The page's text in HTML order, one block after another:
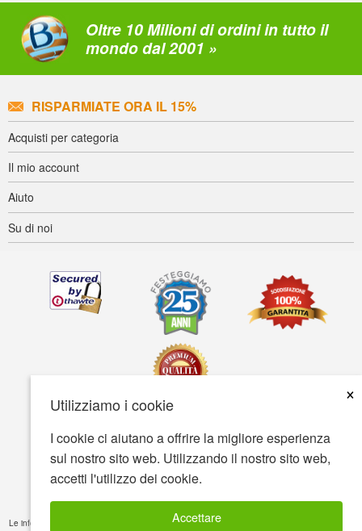
Utilizziamo i cookie
×
I cookie ci aiutano a offrire la migliore esperienza
sul nostro sito web. Utilizzando il nostro sito web,
accetti l'utilizzo dei cookie.
Accettare
Oltre 10 Milioni di ordini in tutto il
mondo dal 2001 »
RISPARMIATE ORA IL 15%
Acquisti per categoria
Il mio account
Aiuto
Su di noi
Accessibilità Termini d'uso Tutela della privacy
Tutela della sicurezza
© Copyright 2001-2026 BIOVEA. Tutti i diritti riservati
Le informazioni fornite su questo sito sono solamente a scopo cognitivo e non sono intese a